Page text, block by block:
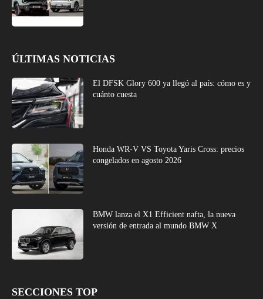
ÚLTIMAS NOTICIAS
El DFSK Glory 600 ya llegó al país: cómo es y
cuánto cuesta
Honda WR-V VS Toyota Yaris Cross: precios
congelados en agosto 2026
BMW lanza el X1 Efficient nafta, la nueva
versión de entrada al mundo BMW X
SECCIONES TOP